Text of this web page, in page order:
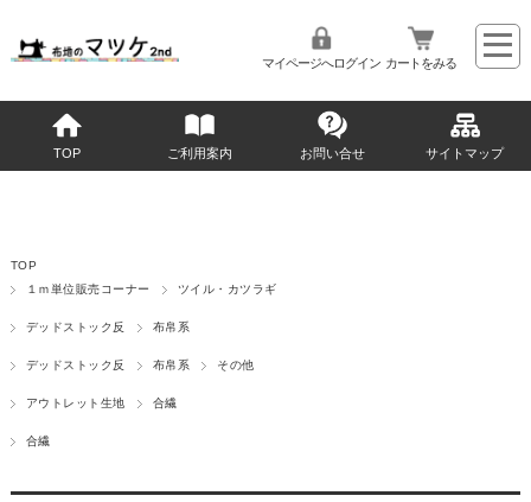
マイページへログイン カートをみる
TOP ご利用案内 お問い合せ サイトマップ
TOP
１ｍ単位販売コーナー
ツイル・カツラギ
デッドストック反 布帛系
デッドストック反 布帛系 その他
アウトレット生地 合繊
合繊